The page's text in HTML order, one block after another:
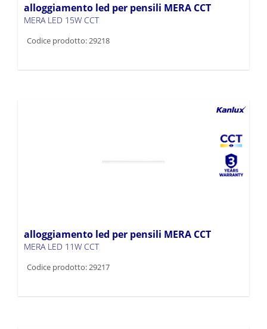
alloggiamento led per pensili MERA CCT
MERA LED 15W CCT
Codice prodotto: 29218
alloggiamento led per pensili MERA CCT
MERA LED 11W CCT
Codice prodotto: 29217